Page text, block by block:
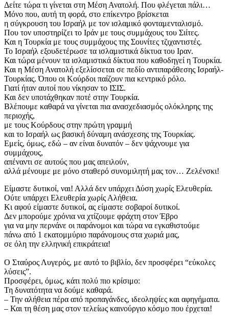
Δείτε τώρα τι γίνεται στη Μέση Ανατολή. Που φλέγεται πάλι…
Μόνο που, αυτή τη φορά, στο επίκεντρο βρίσκεται
η σύγκρουση του Ισραήλ με τον ισλαμικό φονταμενταλισμό.
Που τον υποστηρίζει το Ιράν με τους συμμάχους του Σιίτες.
Και η Τουρκία με τους συμμάχους της Σουνίτες τζιχαντιστές.
Το Ισραήλ εξουδετέρωσε τα ισλαμιστικά δίκτυα του Ιραν.
Και τώρα μένουν τα ισλαμιστικά δίκτυα που καθοδηγεί η Τουρκία.
Και η Μέση Ανατολή εξελίσσεται σε πεδίο αντιπαράθεσης Ισραήλ-
Τουρκίας. Όπου οι Κούρδοι παίζουν πια κεντρικό ρόλο.
Γιατί ήταν αυτοί που νίκησαν το ΙΣΙΣ.
Και δεν υποτάχθηκαν ποτέ στην Τουρκία.
Βλέπουμε καθαρά να γίνεται πια ανασχεδιασμός ολόκληρης της
περιοχής,
με τους Κούρδους στην πρώτη γραμμή
και το Ισραήλ ως βασική δύναμη ανάσχεσης της Τουρκίας.
Εμείς, όμως, εδώ – αν είναι δυνατόν – δεν ψάχνουμε για
συμμάχους,
απέναντι σε αυτούς που μας απειλούν,
αλλά μένουμε με μόνο σταθερό συνομιλητή μας τον… Ζελένσκι!
​Είμαστε δυτικοί, ναι! Αλλά δεν υπάρχει Δύση χωρίς Ελευθερία.
​Ούτε υπάρχει Ελευθερία χωρίς Αλήθεια.
​Κι αφού είμαστε δυτικοί, ας είμαστε σοβαροί δυτικοί.
​Δεν μπορούμε χρόνια να χτίζουμε φράχτη στον Έβρο
για να μην περνάνε οι παράνομοι και τώρα να εγκαθιστούμε
πάνω από 1 εκατομμύριο παράνομους στα χωριά μας,
σε όλη την ελληνική επικράτεια!
​Ο Σταύρος Λυγερός, με αυτό το βιβλίο, δεν προσφέρει “εύκολες
λύσεις”.
​Προσφέρει, όμως, κάτι πολύ πιο κρίσιμο:
​Τη δυνατότητα να δούμε καθαρά.
​– Την αλήθεια πέρα από προπαγάνδες, ιδεοληψίες και αφηγήματα.
​– Και τη θέση μας στον τελείως καινούργιο κόσμο που έρχεται!